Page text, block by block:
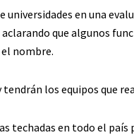
universidades en una
que algunos
nombre.
los equipos que
techadas en todo el país